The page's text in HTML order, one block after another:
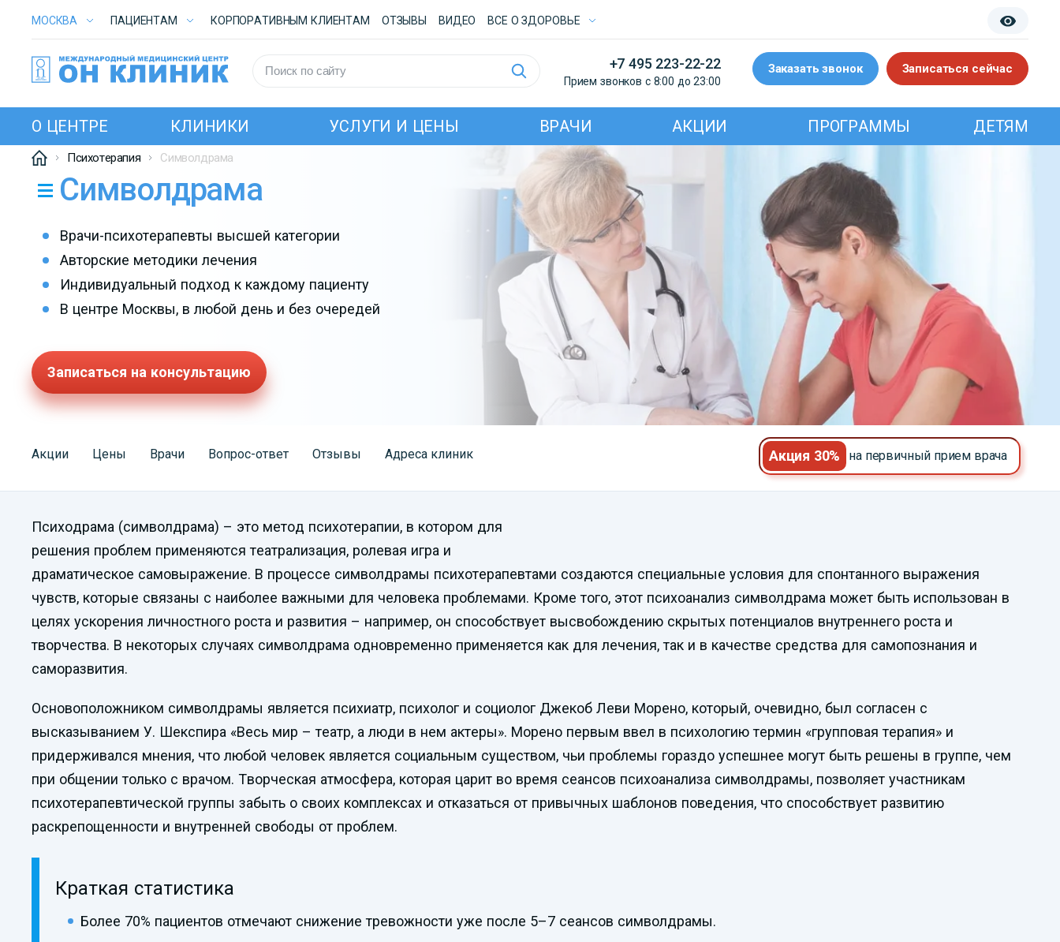
МОСКВА ПАЦИЕНТАМ КОРПОРАТИВНЫМ КЛИЕНТАМ ОТЗЫВЫ ВИДЕО ВСE О ЗДОРОВЬЕ
+7 495 223-22-22
Прием звонков с 8:00 до 23:00
Заказать звонок Записаться сейчас
О ЦЕНТРЕ КЛИНИКИ УСЛУГИ И ЦЕНЫ ВРАЧИ АКЦИИ ПРОГРАММЫ ДЕТЯМ
Психотерапия Символдрама
Символдрама
Врачи-психотерапевты высшей категории
Авторские методики лечения
Индивидуальный подход к каждому пациенту
В центре Москвы, в любой день и без очередей
Записаться на консультацию
Акции Цены Врачи Вопрос-ответ Отзывы Адреса клиник Акция 30% на первичный прием врача
Психодрама (символдрама) – это метод психотерапии, в котором для
решения проблем применяются театрализация, ролевая игра и
драматическое самовыражение. В процессе символдрамы психотерапевтами создаются специальные условия для спонтанного выражения
чувств, которые связаны с наиболее важными для человека проблемами. Кроме того, этот психоанализ символдрама может быть использован в
целях ускорения личностного роста и развития – например, он способствует высвобождению скрытых потенциалов внутреннего роста и
творчества. В некоторых случаях символдрама одновременно применяется как для лечения, так и в качестве средства для самопознания и
саморазвития.
Основоположником символдрамы является психиатр, психолог и социолог Джекоб Леви Морено, который, очевидно, был согласен с
высказыванием У. Шекспира «Весь мир – театр, а люди в нем актеры». Морено первым ввел в психологию термин «групповая терапия» и
придерживался мнения, что любой человек является социальным существом, чьи проблемы гораздо успешнее могут быть решены в группе, чем
при общении только с врачом. Творческая атмосфера, которая царит во время сеансов психоанализа символдрамы, позволяет участникам
психотерапевтической группы забыть о своих комплексах и отказаться от привычных шаблонов поведения, что способствует развитию
раскрепощенности и внутренней свободы от проблем.
Краткая статистика
Более 70% пациентов отмечают снижение тревожности уже после 5–7 сеансов символдрамы.